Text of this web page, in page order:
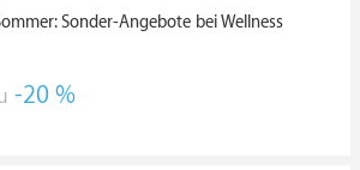
Sonder-Angebote bei Wellness
-20 %